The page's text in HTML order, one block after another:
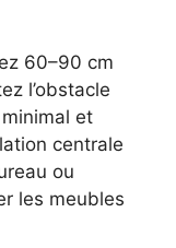
60–90 cm
l’obstacle
et
centrale
ou
les meubles